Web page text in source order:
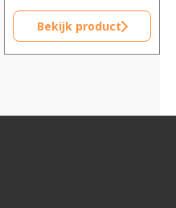
Bekijk product